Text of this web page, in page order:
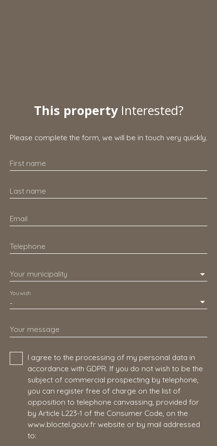
This property Interested?
Please complete the form, we will be in touch very quickly.
First name
Last name
Email
Telephone
Your municipality
-
You wish
Your message
I agree to the processing of my personal data in
accordance with GDPR. If you do not wish to be the
subject of commercial prospecting by telephone,
you can register free of charge on the list of
opposition to telephone canvassing, provided for
by Article L223-1 of the Consumer Code, on the
www.bloctel.gouv.fr website or by mail addressed
to: